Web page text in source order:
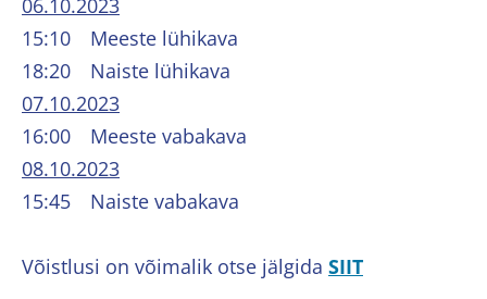
15:10 Meeste lühikava
18:20 Naiste lühikava
07.10.2023
16:00 Meeste vabakava
08.10.2023
15:45 Naiste vabakava
Võistlusi on võimalik otse jälgida SIIT